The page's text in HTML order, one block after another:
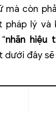
mà còn
lý và
nhãn hiệu
dưới đây